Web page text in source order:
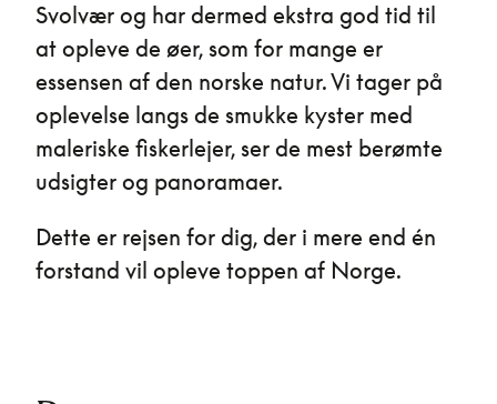
Svolvær og har dermed ekstra god tid til
at opleve de øer, som for mange er
essensen af den norske natur. Vi tager på
oplevelse langs de smukke kyster med
maleriske fiskerlejer, ser de mest berømte
udsigter og panoramaer.
Dette er rejsen for dig, der i mere end én
forstand vil opleve toppen af Norge.